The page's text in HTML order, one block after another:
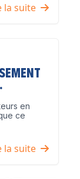
la suite
en
ce
la suite